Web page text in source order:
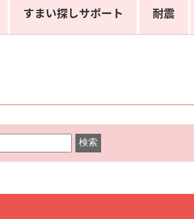
すまい探しサポート 耐震